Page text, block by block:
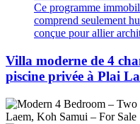
Ce programme
comprend seulement
conçue pour allier
Villa moderne de 4
piscine privée à Plai